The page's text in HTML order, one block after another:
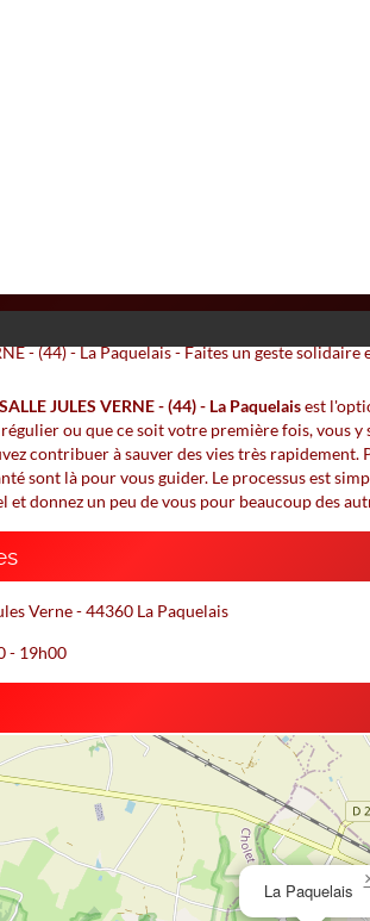
SALLE JULES VERNE - (44) - La Paquelaisest
ou que ce soit votre première fois, vous
contribuer à sauver des vies très
sont là pour vous guider. Le processus est
et donnez un peu de vous pour beaucoup des
Verne - 44360 La Paquelais
- 19h00
La Paquelais